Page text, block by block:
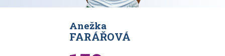
Anežka
FARÁŘOVÁ